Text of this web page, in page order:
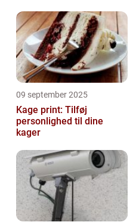
09 september 2025
Kage print: Tilføj
personlighed til dine
kager